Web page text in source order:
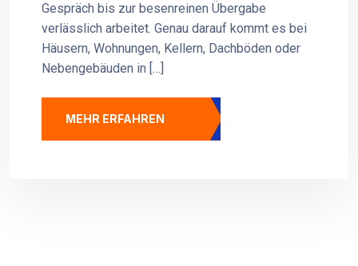
Gespräch bis zur besenreinen Übergabe
verlässlich arbeitet. Genau darauf kommt es bei
Häusern, Wohnungen, Kellern, Dachböden oder
Nebengebäuden in […]
MEHR ERFAHREN